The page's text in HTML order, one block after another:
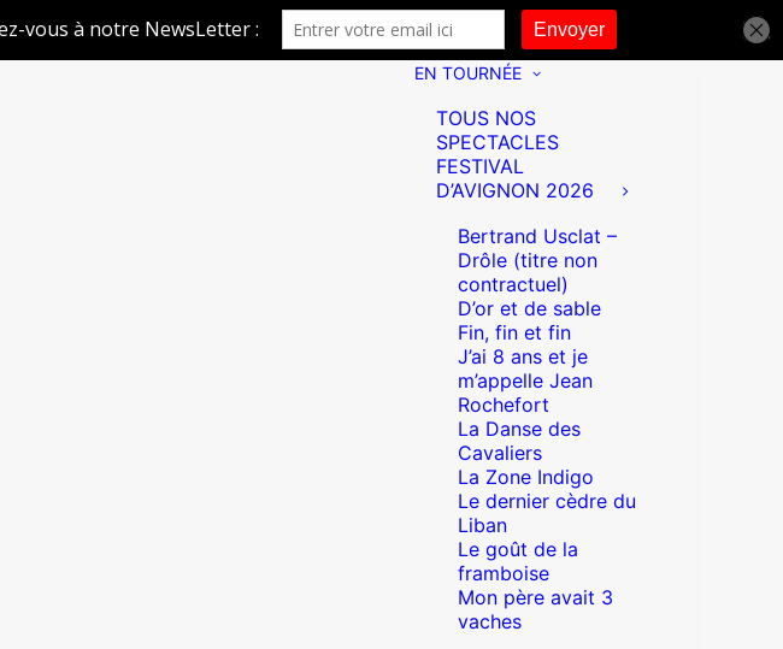
EN TOURNÉE
TOUS NOS
SPECTACLES
FESTIVAL
D’AVIGNON 2026
Bertrand Usclat –
Drôle (titre non
contractuel)
D’or et de sable
Fin, fin et fin
J’ai 8 ans et je
m’appelle Jean
Rochefort
La Danse des
Cavaliers
La Zone Indigo
Le dernier cèdre du
Liban
Le goût de la
framboise
Mon père avait 3
vaches